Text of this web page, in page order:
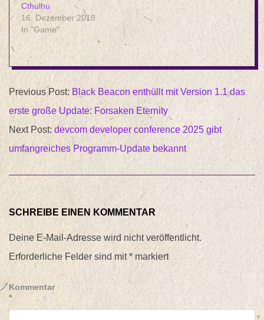
Cthulhu
16. Dezember 2018
In "Game"
2025-
06-
13
Previous Post: Black Beacon enthüllt mit Version 1.1 das
erste große Update: Forsaken Eternity
Next Post: devcom developer conference 2025 gibt
umfangreiches Programm-Update bekannt
SCHREIBE EINEN KOMMENTAR
Deine E-Mail-Adresse wird nicht veröffentlicht.
Erforderliche Felder sind mit* markiert
Kommentar
*